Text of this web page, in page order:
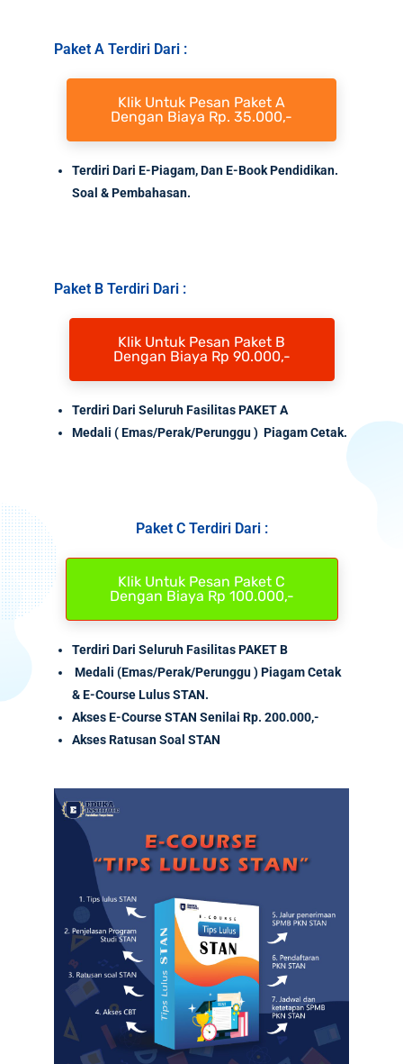
Paket A Terdiri Dari :
Klik Untuk Pesan Paket A
Dengan Biaya Rp. 35.000,-
Terdiri Dari E-Piagam, Dan E-Book Pendidikan.
Soal & Pembahasan.
Paket B Terdiri Dari :
Klik Untuk Pesan Paket B
Dengan Biaya Rp 90.000,-
Terdiri Dari Seluruh Fasilitas PAKET A
Medali ( Emas/Perak/Perunggu ) Piagam Cetak.
Paket C Terdiri Dari :
Klik Untuk Pesan Paket C
Dengan Biaya Rp 100.000,-
Terdiri Dari Seluruh Fasilitas PAKET B
Medali (Emas/Perak/Perunggu ) Piagam Cetak
& E-Course Lulus STAN.
AksesE-CourseSTAN Senilai Rp. 200.000,-
Akses Ratusan Soal STAN